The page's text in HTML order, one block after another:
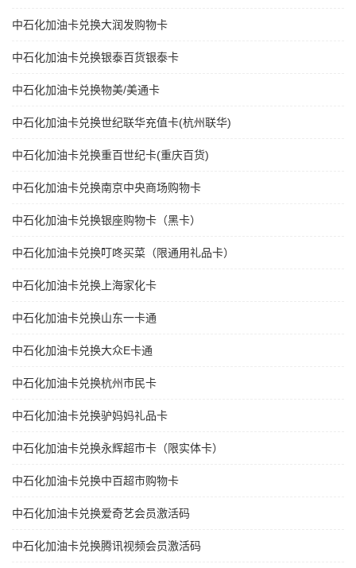
中石化加油卡兑换大润发购物卡
中石化加油卡兑换银泰百货银泰卡
中石化加油卡兑换物美/美通卡
中石化加油卡兑换世纪联华充值卡(杭州联华)
中石化加油卡兑换重百世纪卡(重庆百货)
中石化加油卡兑换南京中央商场购物卡
中石化加油卡兑换银座购物卡（黑卡）
中石化加油卡兑换叮咚买菜（限通用礼品卡）
中石化加油卡兑换上海家化卡
中石化加油卡兑换山东一卡通
中石化加油卡兑换大众E卡通
中石化加油卡兑换杭州市民卡
中石化加油卡兑换驴妈妈礼品卡
中石化加油卡兑换永辉超市卡（限实体卡）
中石化加油卡兑换中百超市购物卡
中石化加油卡兑换爱奇艺会员激活码
中石化加油卡兑换腾讯视频会员激活码